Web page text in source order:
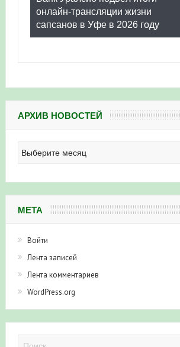
онлайн-трансляции жизни
сапсанов в Уфе в 2026 году
АРХИВ НОВОСТЕЙ
новостей
МЕТА
Войти
Лента записей
Лента комментариев
WordPress.org